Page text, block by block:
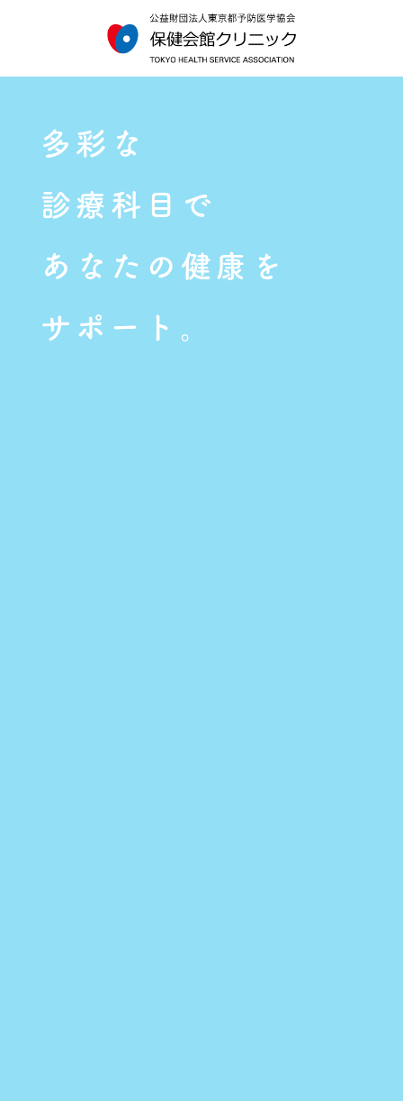
多 彩 な
診 療 科 目 で
あ な た の 健 康 を
サ ポ ー ト 。